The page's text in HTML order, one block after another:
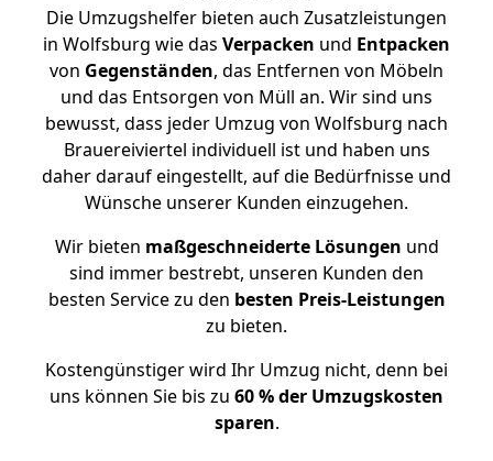
Die Umzugshelfer bieten auch Zusatzleistungen
in Wolfsburg wie das Verpacken und Entpacken
von Gegenständen, das Entfernen von Möbeln
und das Entsorgen von Müll an. Wir sind uns
bewusst, dass jeder Umzug von Wolfsburg nach
Brauereiviertel individuell ist und haben uns
daher darauf eingestellt, auf die Bedürfnisse und
Wünsche unserer Kunden einzugehen.
Wir bieten maßgeschneiderte Lösungen und
sind immer bestrebt, unseren Kunden den
besten Service zu den besten Preis-Leistungen
zu bieten.
Kostengünstiger wird Ihr Umzug nicht, denn bei
uns können Sie bis zu 60 % der Umzugskosten
sparen.